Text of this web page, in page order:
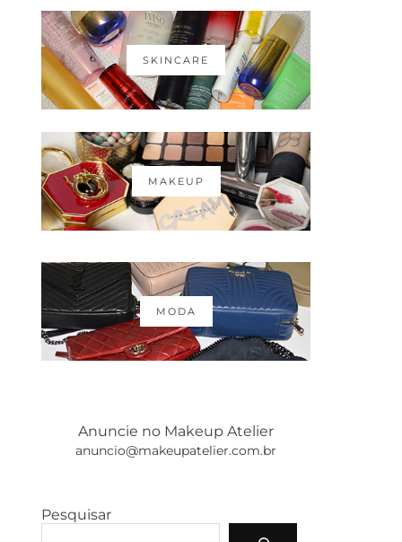
SKINCARE
MAKEUP
MODA
Anuncie no Makeup Atelier
anuncio@makeupatelier.com.br
Pesquisar